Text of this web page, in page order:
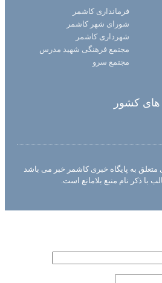
فرمانداری کاشمر
شورای شهر کاشمر
شهرداری کاشمر
مجتمع فرهنگی شهید مدرس
مجتمع سرو
های کشور
به پایگاه خبری کاشمر خبر می باشد
با ذکر نام منبع بلامانع است.